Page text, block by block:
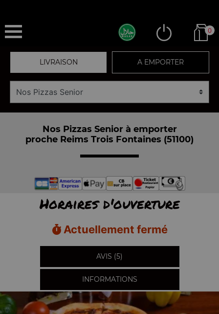
0
LIVRAISON A EMPORTER
Nos Pizzas Senior à emporter
proche Reims Trois Fontaines (51100)
Horaires d'ouverture
Actuellement fermé
AVIS (5)
INFORMATIONS